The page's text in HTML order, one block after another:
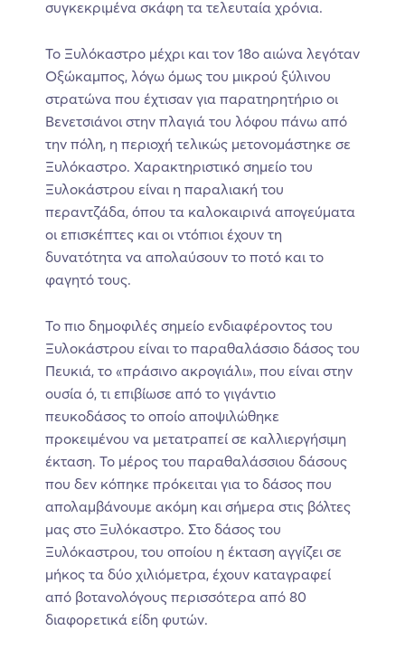
συγκεκριμένα σκάφη τα τελευταία χρόνια.
Το Ξυλόκαστρο μέχρι και τον 18ο αιώνα λεγόταν
Οξώκαμπος, λόγω όμως του μικρού ξύλινου
στρατώνα που έχτισαν για παρατηρητήριο οι
Βενετσιάνοι στην πλαγιά του λόφου πάνω από
την πόλη, η περιοχή τελικώς μετονομάστηκε σε
Ξυλόκαστρο. Χαρακτηριστικό σημείο του
Ξυλοκάστρου είναι η παραλιακή του
περαντζάδα, όπου τα καλοκαιρινά απογεύματα
οι επισκέπτες και οι ντόπιοι έχουν τη
δυνατότητα να απολαύσουν το ποτό και το
φαγητό τους.
Το πιο δημοφιλές σημείο ενδιαφέροντος του
Ξυλοκάστρου είναι το παραθαλάσσιο δάσος του
Πευκιά, το «πράσινο ακρογιάλι», που είναι στην
ουσία ό, τι επιβίωσε από το γιγάντιο
πευκοδάσος το οποίο αποψιλώθηκε
προκειμένου να μετατραπεί σε καλλιεργήσιμη
έκταση. Το μέρος του παραθαλάσσιου δάσους
που δεν κόπηκε πρόκειται για το δάσος που
απολαμβάνουμε ακόμη και σήμερα στις βόλτες
μας στο Ξυλόκαστρο. Στο δάσος του
Ξυλόκαστρου, του οποίου η έκταση αγγίζει σε
μήκος τα δύο χιλιόμετρα, έχουν καταγραφεί
από βοτανολόγους περισσότερα από 80
διαφορετικά είδη φυτών.